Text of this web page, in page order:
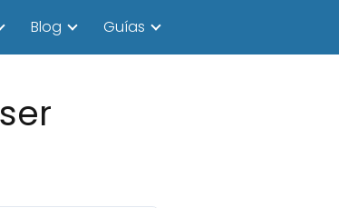
Blog Guías